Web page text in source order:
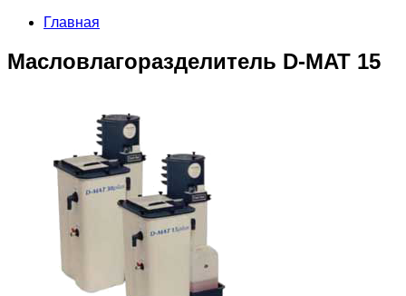
Главная
Масловлагоразделитель D-MAT 15